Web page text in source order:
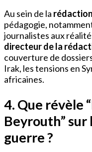
Au sein de la rédaction
pédagogie,
journalistes aux
directeur de la
couverture de
Irak, les tensions en
africaines.
4. Que révèle
Beyrouth”
guerre ?